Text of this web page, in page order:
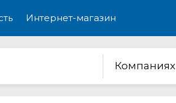
Интернет-магазин
Компаниях